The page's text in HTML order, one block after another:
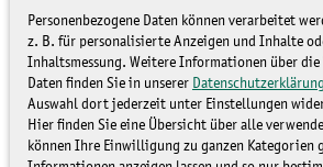
Personenbezogene Daten können verarbeitet
z. B. für personalisierte Anzeigen und Inhalte
Inhaltsmessung. Weitere Informationen über
Daten finden Sie in unserer
Auswahl dort jederzeit unter Einstellungen
Hier finden Sie eine Übersicht über alle
können Ihre Einwilligung zu ganzen Kategorien
GESPRÄCH UND
: Eine Chance für